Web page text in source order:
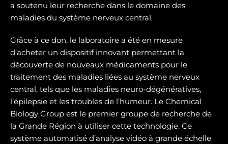
a soutenu leur recherche dans le domaine des
maladies du système nerveux central.
Grâce à ce don, le laboratoire a été en mesure
d’acheter un dispositif innovant permettant la
découverte de nouveaux médicaments pour le
traitement des maladies liées au système nerveux
central, tels que les maladies neuro-dégénératives,
l’épilepsie et les troubles de l’humeur. Le Chemical
Biology Group est le premier groupe de recherche de
la Grande Région à utiliser cette technologie. Ce
système automatisé d’analyse vidéo à grande échelle